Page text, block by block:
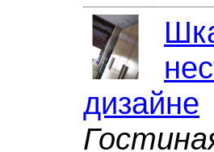
дизайне